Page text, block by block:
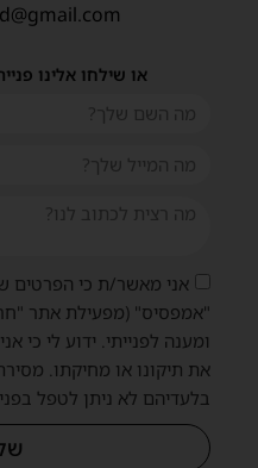
או שילחו אלינו
אני מאשר/ת כי הפרטים
"אמפסיס" (מפעילת אתר
ומענה לפנייתי. ידוע לי כי
את תיקונו או מחיקתו.
בלעדיהם לא ניתן לטפל